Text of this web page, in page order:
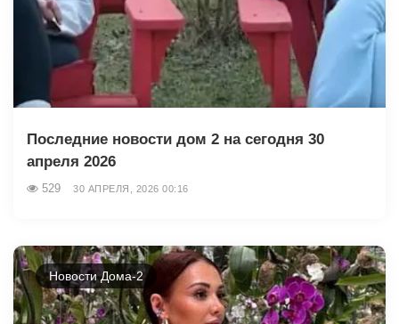
Последние новости дом 2 на сегодня 30
апреля 2026
529 30 АПРЕЛЯ, 2026 00:16
Новости Дома-2